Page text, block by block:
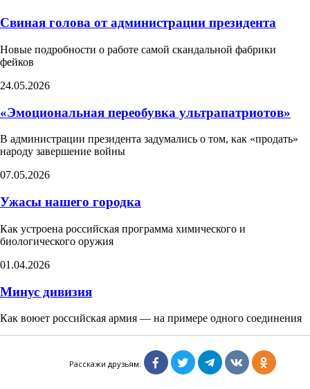
Расскажи друзьям:
Свиная голова от администрации президента
Новые подробности о работе самой скандальной фабрики
фейков
24.05.2026
«Эмоциональная переобувка ультрапатриотов»
В администрации президента задумались о том, как «продать»
народу завершение войны
07.05.2026
Ужасы нашего городка
Как устроена российская программа химического и
биологического оружия
01.04.2026
Минус дивизия
Как воюет российская армия — на примере одного соединения
Антиколониальная борьба Службы внешней